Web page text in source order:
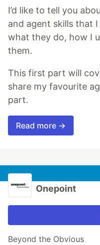
I’d like to tell you
and agent skills that
what they do, how I
them.
This first part will
share my favourite
part.
Read more →
Onepoint
Beyond the Obvious